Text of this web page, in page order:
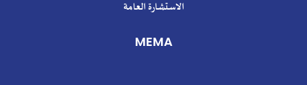
الاستشارة العامة
MEMA